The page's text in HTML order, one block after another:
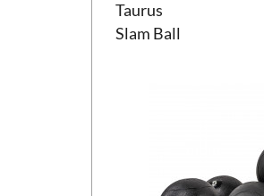
Taurus
Slam Ball